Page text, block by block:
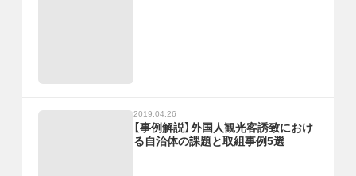
2019.04.26
【事例解説】外国人観光客誘致におけ
る自治体の課題と取組事例5選